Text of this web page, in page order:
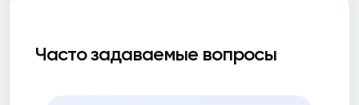
Часто задаваемые вопросы